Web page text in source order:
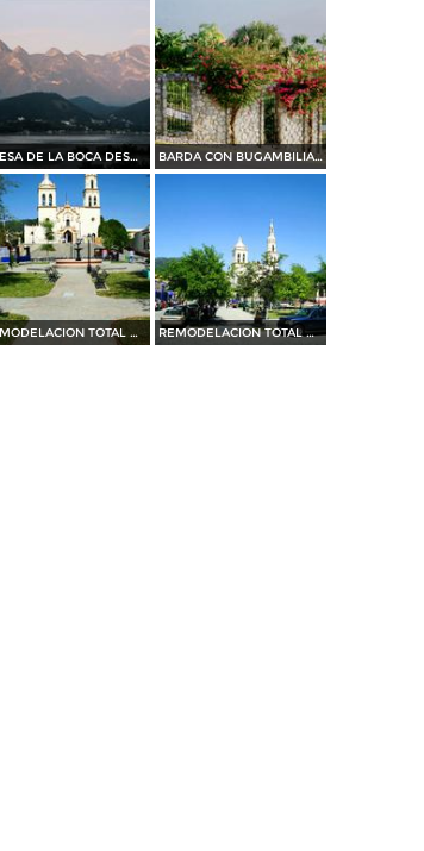
PRESA DE LA BOCA DESDE BAHIA ESCONDIDA....35 MM BARDA CON BUGAMBILIAS....35 mm
REMODELACION TOTAL DE PLAZA OCAMPO (2010) REMODELACION TOTAL DE PLAZA OCAMPO (2010)